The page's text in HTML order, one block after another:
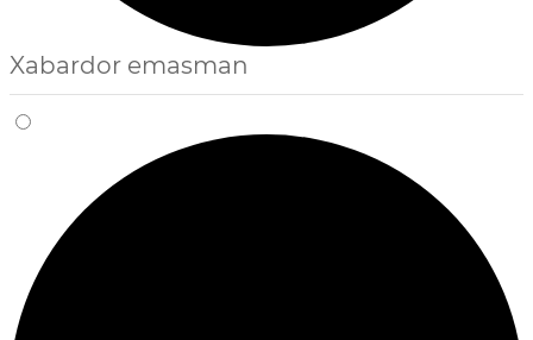
Xabardor emasman